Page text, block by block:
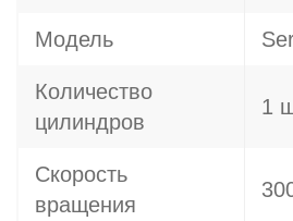
Модель
Количество
цилиндров
1
Скорость
вращения